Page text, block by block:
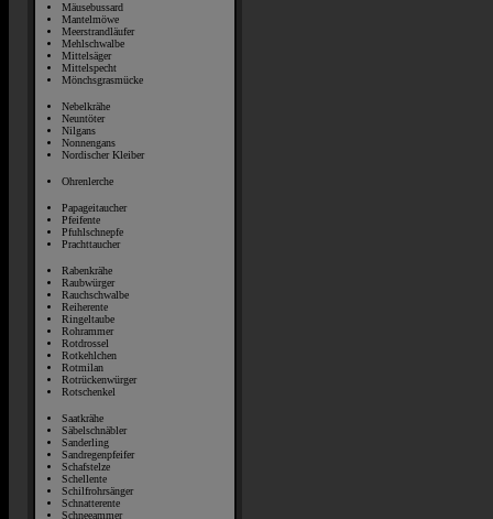
Mäusebussard
Mantelmöwe
Meerstrandläufer
Mehlschwalbe
Mittelsäger
Mittelspecht
Mönchsgrasmücke
Nebelkrähe
Neuntöter
Nilgans
Nonnengans
Nordischer Kleiber
Ohrenlerche
Papageitaucher
Pfeifente
Pfuhlschnepfe
Prachttaucher
Rabenkrähe
Raubwürger
Rauchschwalbe
Reiherente
Ringeltaube
Rohrammer
Rotdrossel
Rotkehlchen
Rotmilan
Rotrückenwürger
Rotschenkel
Saatkrähe
Säbelschnäbler
Sanderling
Sandregenpfeifer
Schafstelze
Schellente
Schilfrohrsänger
Schnatterente
Schneeammer